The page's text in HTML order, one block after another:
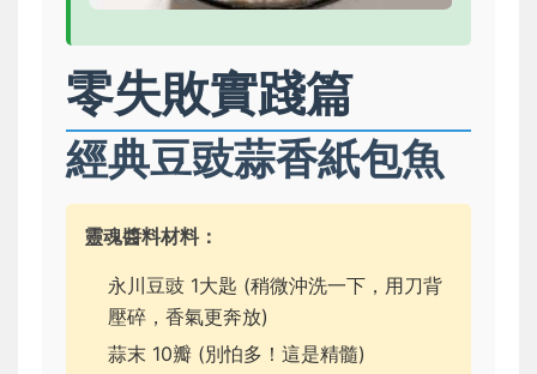
零失敗實踐篇
經典豆豉蒜香紙包魚
靈魂醬料材料：
永川豆豉 1大匙 (稍微沖洗一下，用刀背
壓碎，香氣更奔放)
蒜末 10瓣 (別怕多！這是精髓)